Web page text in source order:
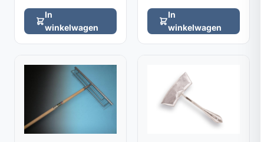
In
winkelwagen
In
winkelwagen